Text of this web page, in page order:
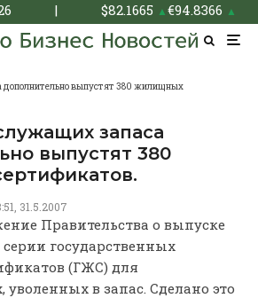
| $82.1665 ▲€94.8366 ▲
дополнительно выпустят 380 жилищных
запаса
выпустят 380
31.5.2007
Правительства о выпуске
государственных
(ГЖС) для
в запас. Сделано это